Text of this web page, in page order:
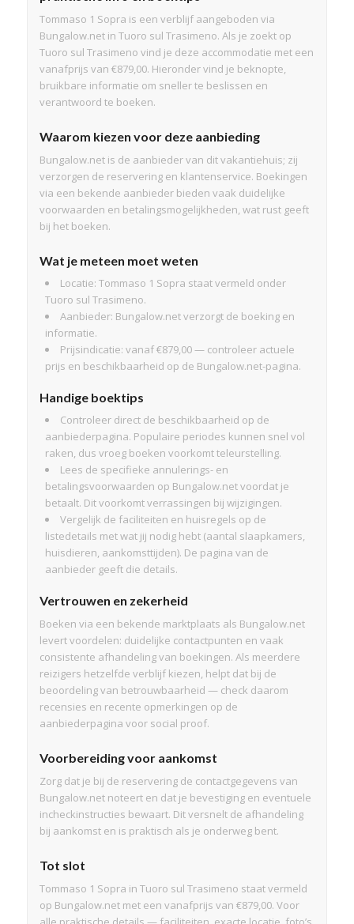
Tommaso 1 Sopra is een verblijf aangeboden via
Bungalow.net in Tuoro sul Trasimeno. Als je zoekt op
Tuoro sul Trasimeno vind je deze accommodatie met een
vanafprijs van €879,00. Hieronder vind je beknopte,
bruikbare informatie om sneller te beslissen en
verantwoord te boeken.
Waarom kiezen voor deze aanbieding
Bungalow.net is de aanbieder van dit vakantiehuis; zij
verzorgen de reservering en klantenservice. Boekingen
via een bekende aanbieder bieden vaak duidelijke
voorwaarden en betalingsmogelijkheden, wat rust geeft
bij het boeken.
Wat je meteen moet weten
Locatie: Tommaso 1 Sopra staat vermeld onder
Tuoro sul Trasimeno.
Aanbieder: Bungalow.net verzorgt de boeking en
informatie.
Prijsindicatie: vanaf €879,00 — controleer actuele
prijs en beschikbaarheid op de Bungalow.net-pagina.
Handige boektips
Controleer direct de beschikbaarheid op de
aanbiederpagina. Populaire periodes kunnen snel vol
raken, dus vroeg boeken voorkomt teleurstelling.
Lees de specifieke annulerings- en
betalingsvoorwaarden op Bungalow.net voordat je
betaalt. Dit voorkomt verrassingen bij wijzigingen.
Vergelijk de faciliteiten en huisregels op de
listedetails met wat jij nodig hebt (aantal slaapkamers,
huisdieren, aankomsttijden). De pagina van de
aanbieder geeft die details.
Vertrouwen en zekerheid
Boeken via een bekende marktplaats als Bungalow.net
levert voordelen: duidelijke contactpunten en vaak
consistente afhandeling van boekingen. Als meerdere
reizigers hetzelfde verblijf kiezen, helpt dat bij de
beoordeling van betrouwbaarheid — check daarom
recensies en recente opmerkingen op de
aanbiederpagina voor social proof.
Voorbereiding voor aankomst
Zorg dat je bij de reservering de contactgegevens van
Bungalow.net noteert en dat je bevestiging en eventuele
incheckinstructies bewaart. Dit versnelt de afhandeling
bij aankomst en is praktisch als je onderweg bent.
Tot slot
Tommaso 1 Sopra in Tuoro sul Trasimeno staat vermeld
op Bungalow.net met een vanafprijs van €879,00. Voor